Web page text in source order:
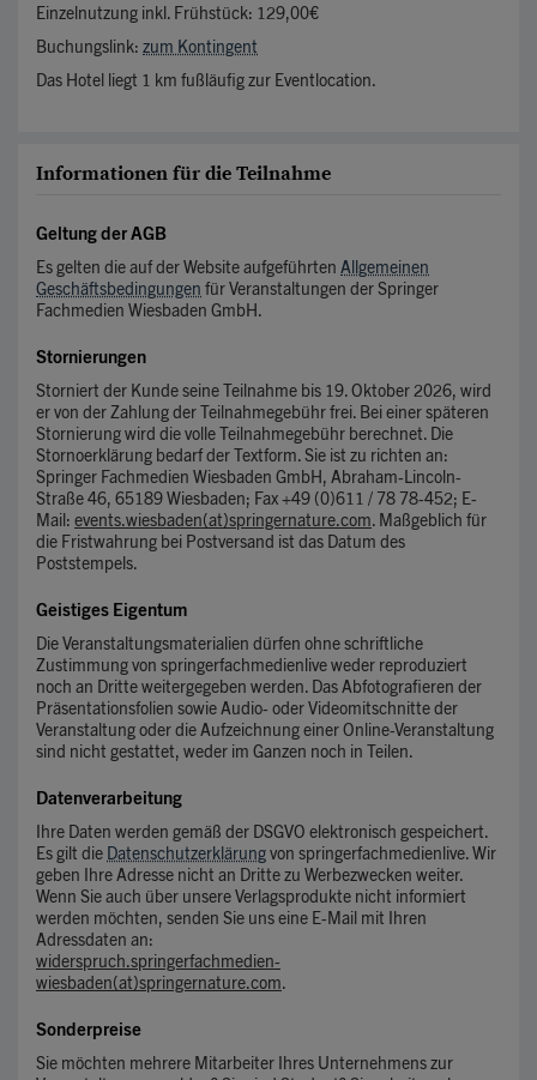
Einzelnutzung inkl. Frühstück: 129,00€
Buchungslink: zum Kontingent
Das Hotel liegt 1 km fußläufig zur Eventlocation.
Informationen für die Teilnahme
Geltung der AGB
Es gelten die auf der Website aufgeführten Allgemeinen
Geschäftsbedingungen für Veranstaltungen der Springer
Fachmedien Wiesbaden GmbH.
Stornierungen
Storniert der Kunde seine Teilnahme bis 19. Oktober 2026, wird
er von der Zahlung der Teilnahmegebühr frei. Bei einer späteren
Stornierung wird die volle Teilnahmegebühr berechnet. Die
Stornoerklärung bedarf der Textform. Sie ist zu richten an:
Springer Fachmedien Wiesbaden GmbH, Abraham-Lincoln-
Straße 46, 65189 Wiesbaden; Fax +49 (0)611 / 78 78-452; E-
Mail: events.wiesbaden(at)springernature.com. Maßgeblich für
die Fristwahrung bei Postversand ist das Datum des
Poststempels.
Geistiges Eigentum
Die Veranstaltungsmaterialien dürfen ohne schriftliche
Zustimmung von springerfachmedienlive weder reproduziert
noch an Dritte weitergegeben werden. Das Abfotografieren der
Präsentationsfolien sowie Audio- oder Videomitschnitte der
Veranstaltung oder die Aufzeichnung einer Online-Veranstaltung
sind nicht gestattet, weder im Ganzen noch in Teilen.
Datenverarbeitung
Ihre Daten werden gemäß der DSGVO elektronisch gespeichert.
Es gilt die Datenschutzerklärung von springerfachmedienlive. Wir
geben Ihre Adresse nicht an Dritte zu Werbezwecken weiter.
Wenn Sie auch über unsere Verlagsprodukte nicht informiert
werden möchten, senden Sie uns eine E-Mail mit Ihren
Adressdaten an:
widerspruch.springerfachmedien-
wiesbaden(at)springernature.com.
Sonderpreise
Sie möchten mehrere Mitarbeiter Ihres Unternehmens zur